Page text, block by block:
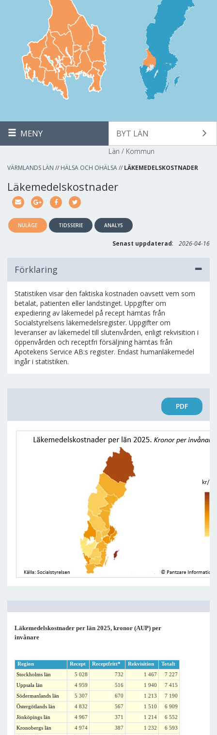
MENY BYT LÄN
Län / Kommun
VÄRMLANDS LÄN // HÄLSA OCH OHÄLSA// LÄKEMEDELSKOSTNADER
Läkemedelskostnader
NULÄGE TIDSSERIE ANALYS
Senast uppdaterad: 2026-04-16
Förklaring
Statistiken visar den faktiska kostnaden oavsett vem som
betalat, patienten eller landstinget. Uppgifter om
expediering av läkemedel på recept hämtas från
Socialstyrelsens läkemedelsregister. Uppgifter om
leveranser av läkemedel till slutenvården, enligt rekvisition i
öppenvården och receptfri försäljning hämtas från
Apotekens Service AB:s register. Endast humanläkemedel
ingår i statistiken.
PDF
Läkemedelskostnader per län 2025, kronor (AUP) per
invånare
Region Recept Receptfritt* Rekvisition
Totalt
Stockholms län
5 028 732 1 467
7 227
Uppsala län
4 959 516 1 940
7 415
Södermanlands län
5 307 670 1 213
7 190
Östergötlands län
4 832 567 1 510
6 909
Jönköpings län
4 967 371 1 214
6 552
Kronobergs län
4 974 387 1 232
6 593